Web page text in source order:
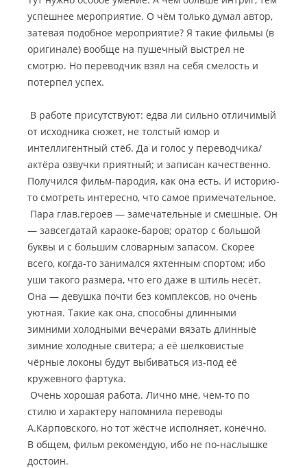
успешнее мероприятие. О чём только думал автор,
затевая подобное мероприятие? Я такие фильмы (в
оригинале) вообще на пушечный выстрел не
смотрю. Но переводчик взял на себя смелость и
потерпел успех.
В работе присутствуют: едва ли сильно отличимый
от исходника сюжет, не толстый юмор и
интеллигентный стёб. Да и голос у переводчика/
актёра озвучки приятный; и записан качественно.
Получился фильм-пародия, как она есть. И историю-
то смотреть интересно, что самое примечательное.
Пара глав.героев — замечательные и смешные. Он
— завсегдатай караоке-баров; оратор с большой
буквы и с большим словарным запасом. Скорее
всего, когда-то занимался яхтенным спортом; ибо
уши такого размера, что его даже в штиль несёт.
Она — девушка почти без комплексов, но очень
уютная. Такие как она, способны длинными
зимними холодными вечерами вязать длинные
зимние холодные свитера; а её шелковистые
чёрные локоны будут выбиваться из-под её
кружевного фартука.
Очень хорошая работа. Лично мне, чем-то по
стилю и характеру напомнила переводы
А.Карповского, но тот жёстче исполняет, конечно.
В общем, фильм рекомендую, ибо не по-наслышке
достоин.